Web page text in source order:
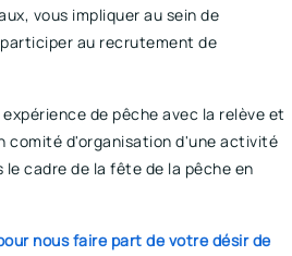
vous impliquer au sein de
au recrutement de
de pêche avec la relève et
comité d'organisation d'une activité
cadre de la fête de la pêche en
nous faire part de votre désir de